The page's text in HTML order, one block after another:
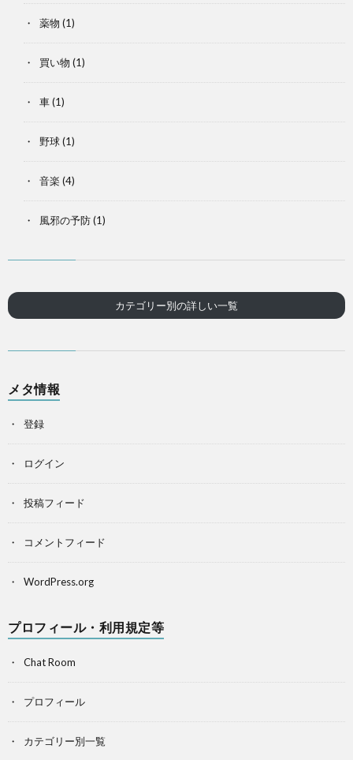
薬物 (1)
買い物 (1)
車(1)
野球(1)
音楽 (4)
風邪の予防(1)
カテゴリー別の詳しい一覧
メタ情報
登録
ログイン
投稿フィード
コメントフィード
WordPress.org
プロフィール・利用規定等
Chat Room
プロフィール
カテゴリー別一覧